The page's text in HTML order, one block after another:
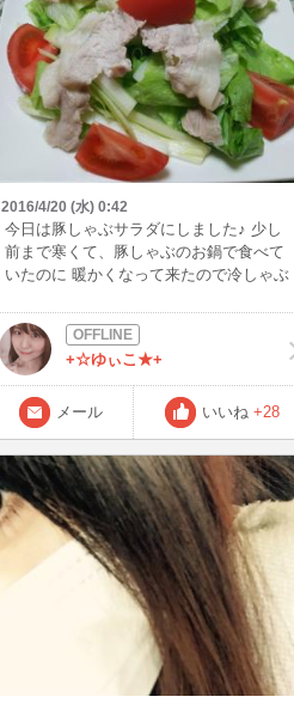
2016/4/20 (水) 0:42
今日は豚しゃぶサラダにしました♪ 少し
前まで寒くて、豚しゃぶのお鍋で食べて
いたのに 暖かくなって来たので冷しゃぶ
で、今日は売っていなかったので 入って
いないんですが、パクチーやミョウガを
入れて食べるのが 大好きです♪今日もセ
ロリは入ってます。 香菜苦手な人も多い
と思いますがみなさんは好きですか？ お
昼は、暖かかったけど夜はまだ寒くて冷
しゃぶをするには 少し早かったですね~
+☆ゆぃこ★+
メール いいね +28